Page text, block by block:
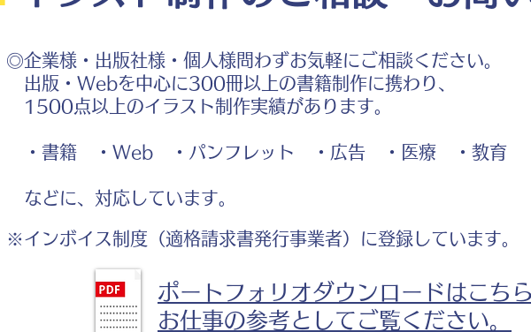
◎企業様・出版社様・個人様問わずお気軽にご相談ください。
出版・Webを中心に300冊以上の書籍制作に携わり、
1500点以上のイラスト制作実績があります。
・書籍 ・Web ・パンフレット ・広告 ・医療 ・教育
などに、対応しています。
※インボイス制度（適格請求書発行事業者）に登録しています。
ポートフォリオダウンロードはこち
お仕事の参考としてご覧ください。